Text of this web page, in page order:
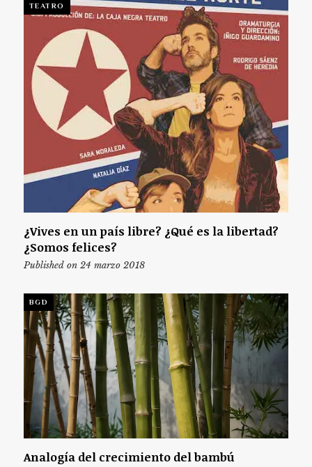
TEATRO
¿Vives en un país libre? ¿Qué es la libertad?
¿Somos felices?
Published on 24 marzo 2018
BGD
Analogía del crecimiento del bambú